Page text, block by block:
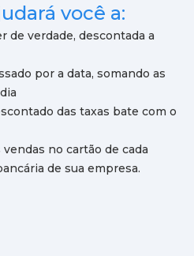
você a:
de verdade, descontada a
por a data, somando as
das taxas bate com o
no cartão de cada
de sua empresa.